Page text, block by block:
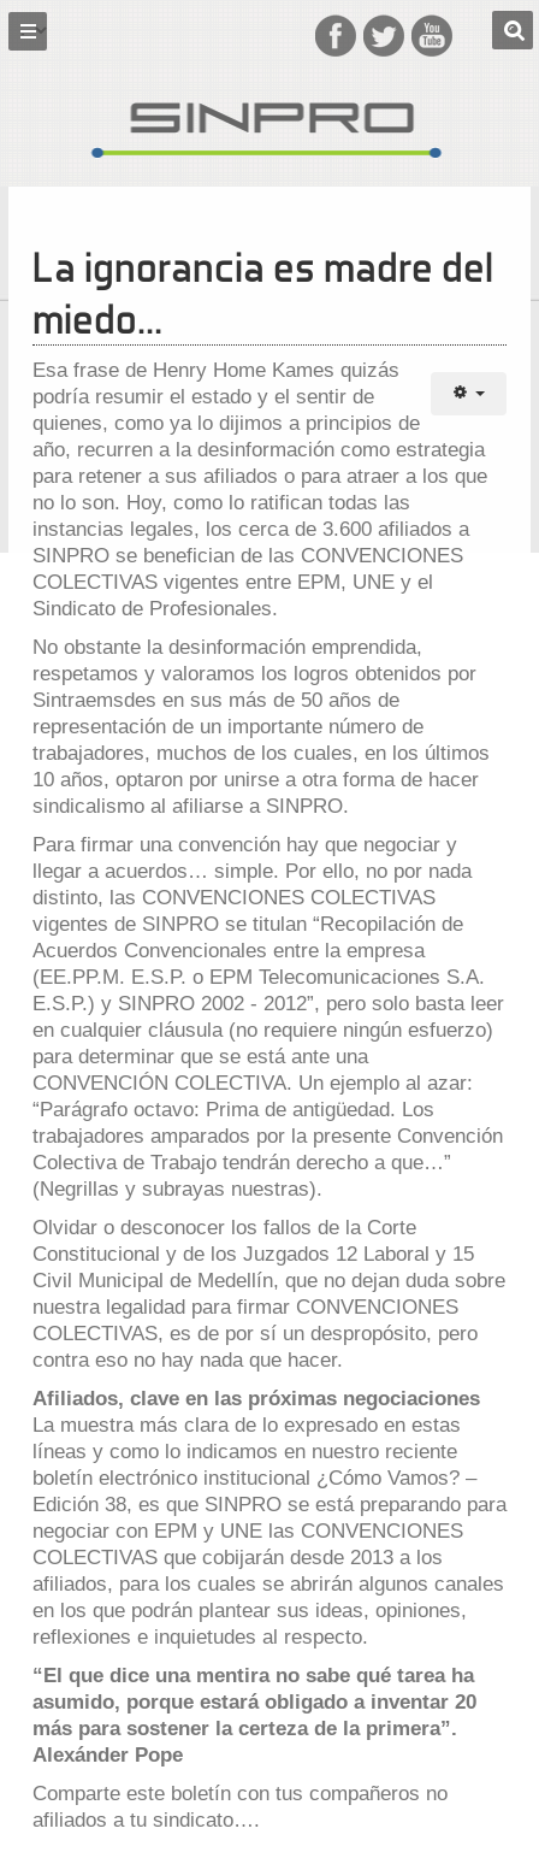
La ignorancia es madre del
miedo…
Esa frase de Henry Home Kames quizás
podría resumir el estado y el sentir de
quienes, como ya lo dijimos a principios de
año, recurren a la desinformación como estrategia
para retener a sus afiliados o para atraer a los que
no lo son. Hoy, como lo ratifican todas las
instancias legales, los cerca de 3.600 afiliados a
SINPRO se benefician de las CONVENCIONES
COLECTIVAS vigentes entre EPM, UNE y el
Sindicato de Profesionales.
No obstante la desinformación emprendida,
respetamos y valoramos los logros obtenidos por
Sintraemsdes en sus más de 50 años de
representación de un importante número de
trabajadores, muchos de los cuales, en los últimos
10 años, optaron por unirse a otra forma de hacer
sindicalismo al afiliarse a SINPRO.
Para firmar una convención hay que negociar y
llegar a acuerdos… simple. Por ello, no por nada
distinto, las CONVENCIONES COLECTIVAS
vigentes de SINPRO se titulan “Recopilación de
Acuerdos Convencionales entre la empresa
(EE.PP.M. E.S.P. o EPM Telecomunicaciones S.A.
E.S.P.) y SINPRO 2002 - 2012”, pero solo basta leer
en cualquier cláusula (no requiere ningún esfuerzo)
para determinar que se está ante una
CONVENCIÓN COLECTIVA. Un ejemplo al azar:
“Parágrafo octavo: Prima de antigüedad. Los
trabajadores amparados por la presente Convención
Colectiva de Trabajo tendrán derecho a que…”
(Negrillas y subrayas nuestras).
Olvidar o desconocer los fallos de la Corte
Constitucional y de los Juzgados 12 Laboral y 15
Civil Municipal de Medellín, que no dejan duda sobre
nuestra legalidad para firmar CONVENCIONES
COLECTIVAS, es de por sí un despropósito, pero
contra eso no hay nada que hacer.
Afiliados, clave en las próximas negociaciones
La muestra más clara de lo expresado en estas
líneas y como lo indicamos en nuestro reciente
boletín electrónico institucional ¿Cómo Vamos? –
Edición 38, es que SINPRO se está preparando para
negociar con EPM y UNE las CONVENCIONES
COLECTIVAS que cobijarán desde 2013 a los
afiliados, para los cuales se abrirán algunos canales
en los que podrán plantear sus ideas, opiniones,
reflexiones e inquietudes al respecto.
“El que dice una mentira no sabe qué tarea ha
asumido, porque estará obligado a inventar 20
más para sostener la certeza de la primera”.
Alexánder Pope
Comparte este boletín con tus compañeros no
afiliados a tu sindicato….